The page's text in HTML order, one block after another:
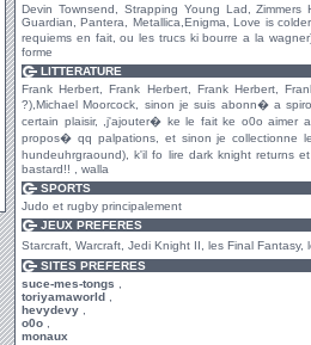
Devin Townsend, Strapping Young Lad,
Guardian, Pantera, Metallica,Enigma, Love is
requiems en fait, ou les trucs ki bourre a la
forme
LITTERATURE
Frank Herbert, Frank Herbert, Frank Herbert,
?),Michael Moorcock, sinon je suis abonn� a
certain plaisir, ,j'ajouter� ke le fait ke o0o
propos� qq palpations, et sinon je collectionne
hundeuhrgraound), k'il fo lire dark knight returns
bastard!! , walla
SPORTS
Judo et rugby principalement
JEUX PREFERES
Starcraft, Warcraft, Jedi Knight II, les Final
SITES PREFERES
suce-mes-tongs
toriyamaworld
hevydevy
o0o
monaux